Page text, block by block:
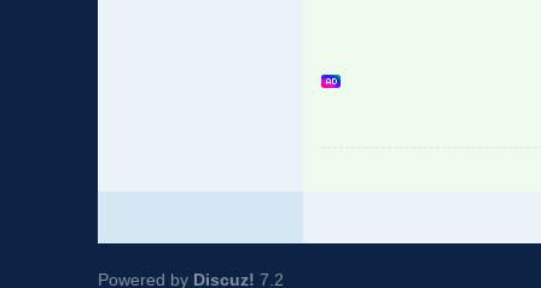
Powered by Discuz! 7.2